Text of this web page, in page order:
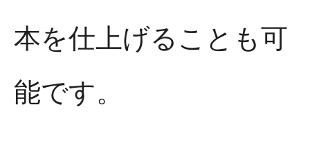
本を仕上げることも可
能です。